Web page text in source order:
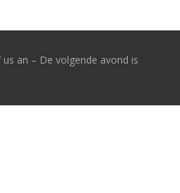
an – De volgende avond is